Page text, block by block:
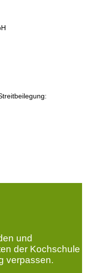
und
der Kochschule
verpassen.